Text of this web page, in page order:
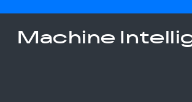
Machine